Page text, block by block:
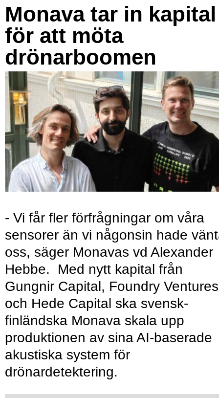
Monava tar in kapital
för att möta
drönarboomen
- Vi får fler förfrågningar om våra
sensorer än vi någonsin hade
oss, säger Monavas vd Alexander
Hebbe. Med nytt kapital från
Gungnir Capital, Foundry Ventures
och Hede Capital ska svensk-
finländska Monava skala upp
produktionen av sina AI-baserade
akustiska system för
drönardetektering.